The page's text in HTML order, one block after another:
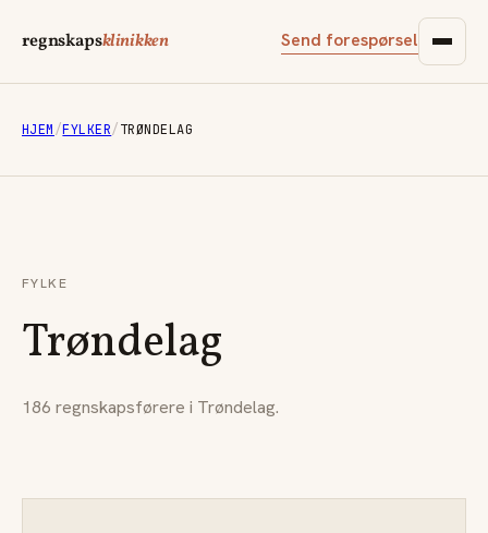
regnskapsklinikken Send forespørsel
HJEM/FYLKER/TRØNDELAG
FYLKE
Trøndelag
186 regnskapsførere i Trøndelag.